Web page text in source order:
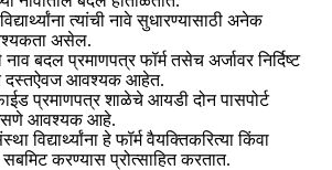
त्यांची नावे सुधारण्यासाठी अनेक
असेल.
बदल प्रमाणपत्र फॉर्म तसेच अर्जावर निर्दिष्ट
दस्तऐवज आवश्यक आहेत.
प्रमाणपत्र शाळेचे आयडी दोन पासपोर्ट
आवश्यक आहे.
विद्यार्थ्यांना हे फॉर्म वैयक्तिकरित्या किंवा
सबमिट करण्यास प्रोत्साहित करतात.